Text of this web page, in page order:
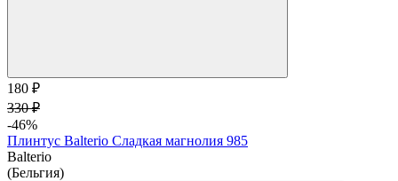
180 ₽
330 ₽
-46%
Плинтус Balterio Сладкая магнолия 985
Balterio
(Бельгия)